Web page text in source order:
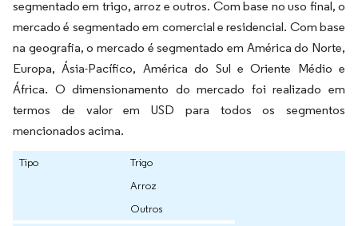
segmentado em trigo, arroz e outros. Com base no uso final, o
mercado é segmentado em comercial e residencial. Com base
na geografia, o mercado é segmentado em América do Norte,
Europa, Ásia-Pacífico, América do Sul e Oriente Médio e
África. O dimensionamento do mercado foi realizado em
termos de valor em USD para todos os segmentos
mencionados acima.
Tipo
Trigo
Arroz
Outros